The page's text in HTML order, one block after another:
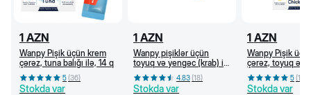
1 AZN
Wanpy Pişik üçün krem
çərəz, tuna balığı ilə, 14 q
5(36)
Stokda var
1 AZN
Wanpy pişiklər üçün
toyuq və yengəc (krab) ilə
krem çərəz, 14 q
4.83(18)
Stokda var
1 AZN
Wanpy Pişik
çərəz, toyuq əti
5(18
Stokda var